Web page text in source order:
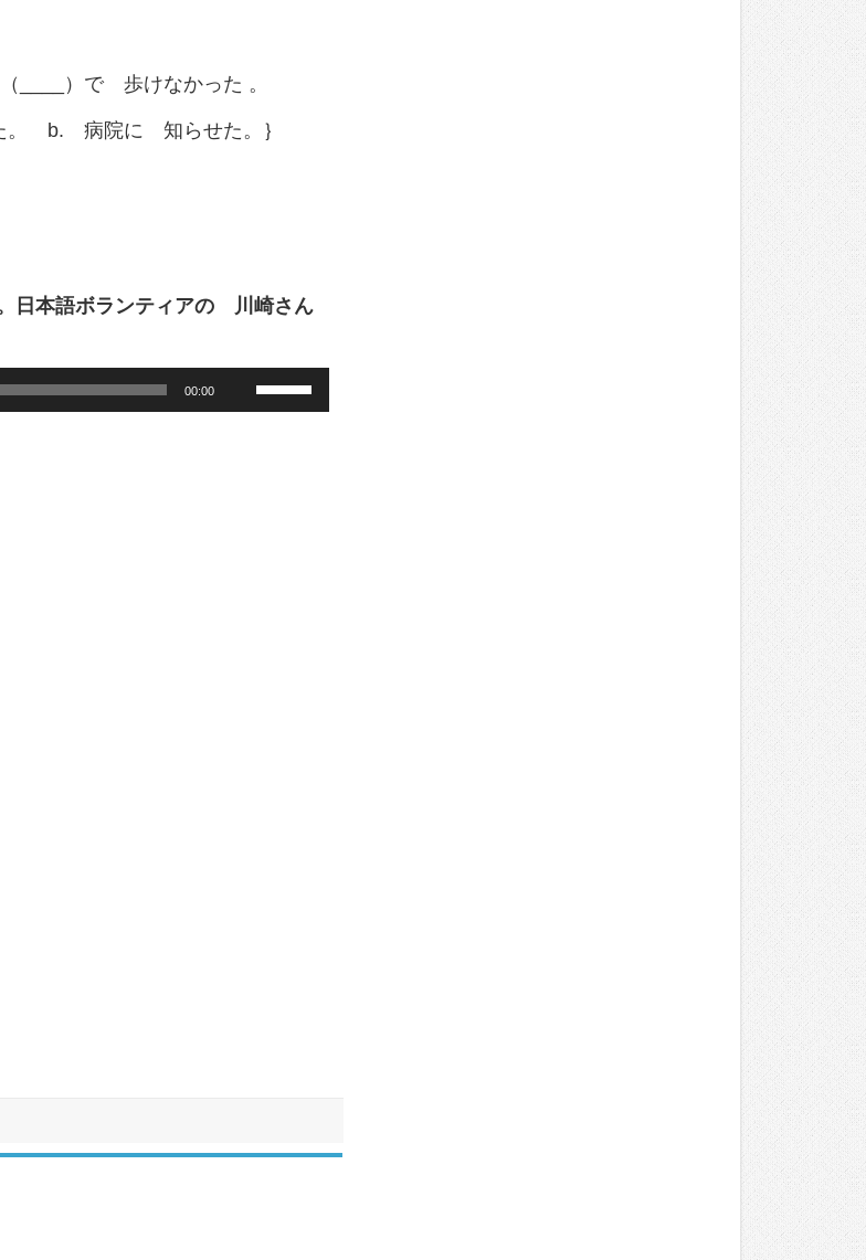
____）で 歩けなかった 。
。 b. 病院に 知らせた。｝
日本語ボランティアの 川崎さん
00:00